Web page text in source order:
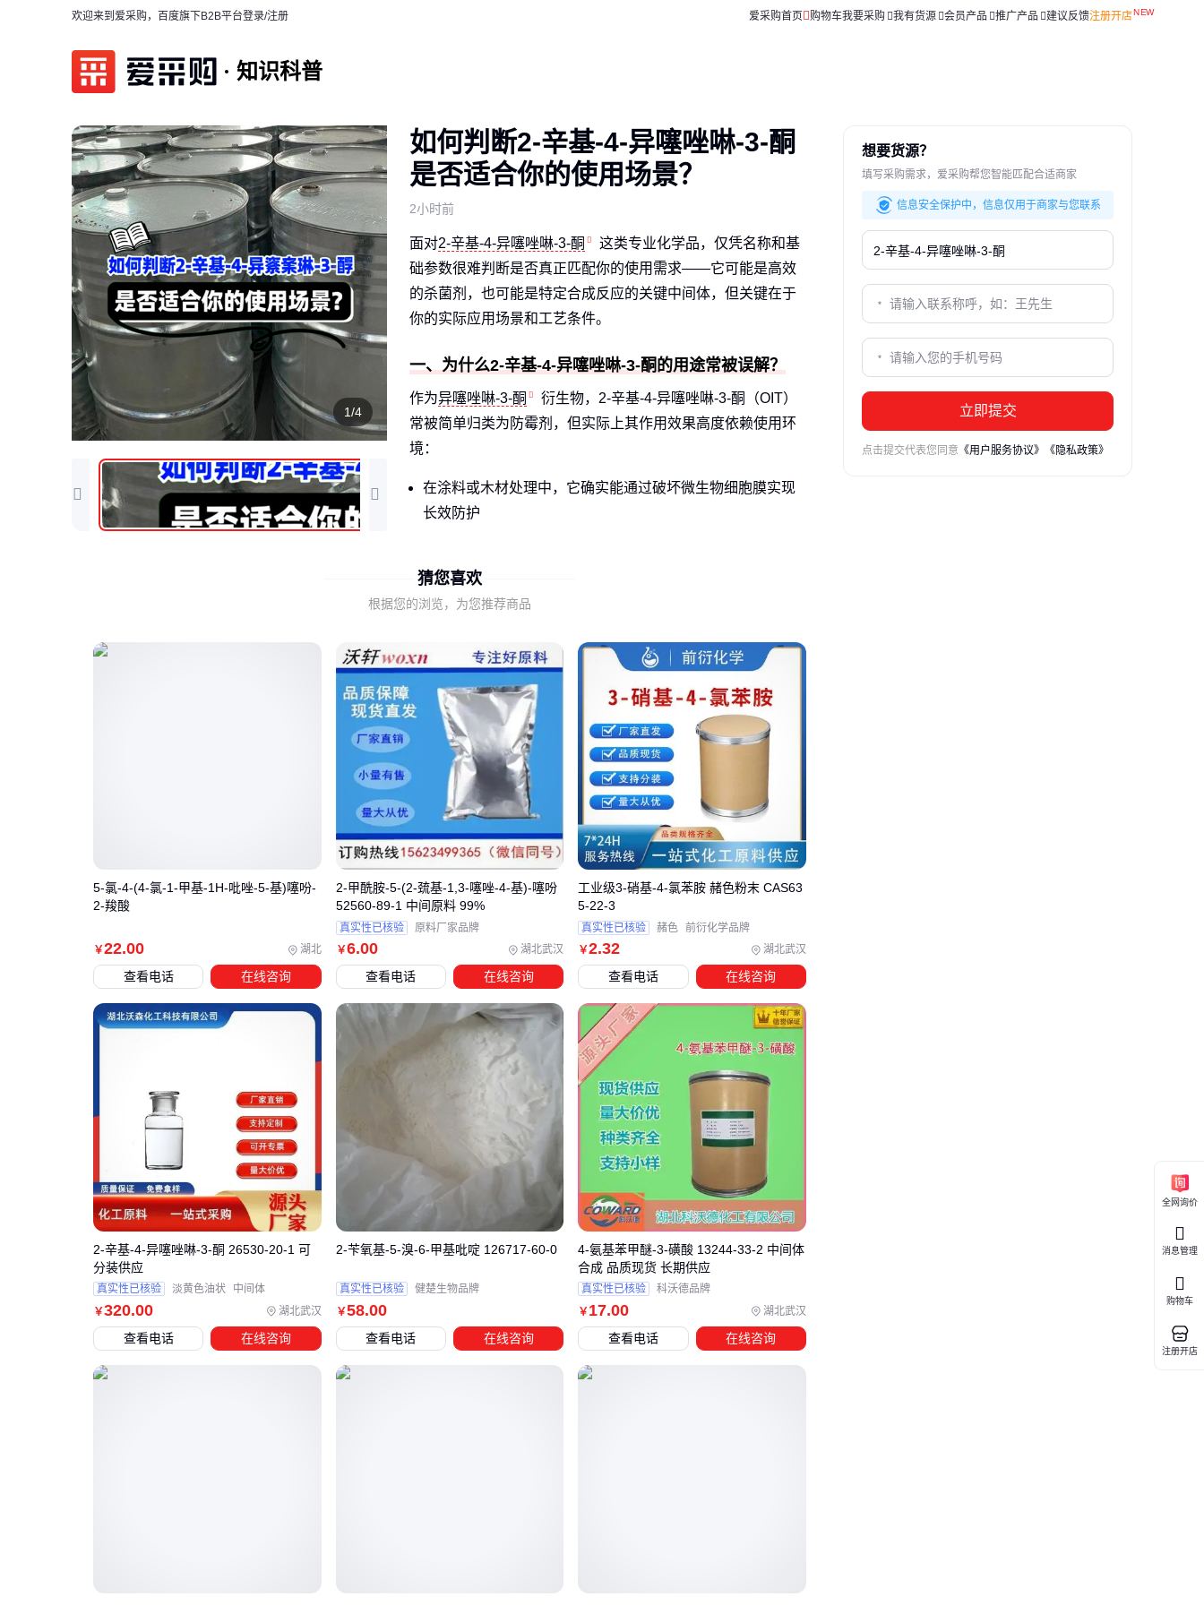
欢迎来到爱采购，百度旗下B2B平台登录/注册 爱采购首页 购物车我要采购 我有货源 会员产品 推广产品 建议反馈注册开店
知识科普
1/4
如何判断2-辛基-4-异噻唑啉-3-酮
是否适合你的使用场景？
2小时前
面对2-辛基-4-异噻唑啉-3-酮
这类专业化学品，仅凭名称和基
础参数很难判断是否真正匹配你的使用需求——它可能是高效
的杀菌剂，也可能是特定合成反应的关键中间体，但关键在于
你的实际应用场景和工艺条件。
一、为什么2-辛基-4-异噻唑啉-3-酮的用途常被误解？
作为异噻唑啉-3-酮
衍生物，2-辛基-4-异噻唑啉-3-酮（OIT）
常被简单归类为防霉剂，但实际上其作用效果高度依赖使用环
境：
在涂料或木材处理中，它确实能通过破坏微生物细胞膜实现
长效防护
工业级和试剂级OIT的差异往往被忽略——前者可能含稳定剂以
二、哪些隐藏因素会彻底改变OIT的选择结果？
水溶性是第一个分水岭：
若用于水基体系（如污水处理），需优先考虑改性后的可分
散型号
油性溶剂体系则要验证原液与基础溶剂的相容性
工艺温度直接影响其分解速率——高温产线需要评估是否值得
为更稳定的特种型号支付溢价。
三、如何根据使用场景选择2-辛基-4-异噻唑啉-3-酮或替
代方案？
在选择2-辛基-4-异噻唑啉-3-酮时，首先要明确你的具体使用场
景和需求。这种化学品主要用于杀菌防腐，但不同场景下对效
果和稳定性的要求可能不同。
工业循环水处理：需要长效稳定的杀菌效果，且对pH值适应
水性涂料防腐：更关注与涂料的兼容性和不影响最终产品性
日化产品防腐：需要符合相关安全标准，对人体刺激性低。
如果2-辛基-4-异噻唑啉-3-酮不完全符合你的需求，可以考虑以
下替代方案：
溴硝醇
：适合需要广谱杀菌且对有机物耐受性要求高的场
景，如合成材料防腐。
：在需要同时具备杀菌和去污能力的场合表
现更好，如工业循环水处理。
替代方案的选择需要综合考虑杀菌效果、稳定性、安全性和成
猜您喜欢
根据您的浏览，为您推荐商品
￥22.00 湖北
5-氯-4-(4-氯-1-甲基-1H-吡唑-5-基)噻吩-
2-羧酸
查看电话 在线咨询
￥6.00 湖北武汉
2-甲酰胺-5-(2-巯基-1,3-噻唑-4-基)-噻吩
52560-89-1 中间原料 99%
真实性已核验 原料厂家品牌
查看电话 在线咨询
￥2.32 湖北武汉
工业级3-硝基-4-氯苯胺 赭色粉末 CAS63
5-22-3
真实性已核验 赭色 前衍化学品牌
查看电话 在线咨询
￥320.00 湖北武汉
2-辛基-4-异噻唑啉-3-酮 26530-20-1 可
分装供应
真实性已核验 淡黄色油状 中间体
查看电话 在线咨询
￥58.00
2-苄氧基-5-溴-6-甲基吡啶 126717-60-0
真实性已核验 健楚生物品牌
查看电话 在线咨询
￥ 17.00 湖北武汉
4-氨基苯甲醚-3-磺酸 13244-33-2 中间体
合成 品质现货 长期供应
真实性已核验 科沃德品牌
查看电话 在线咨询
想要货源？
填写采购需求，爱采购帮您智能匹配合适商家
信息安全保护中，信息仅用于商家与您联系
立即提交
点击提交代表您同意 《用户服务协议》 《隐私政策》
全网询价
消息管理
购物车
注册开店